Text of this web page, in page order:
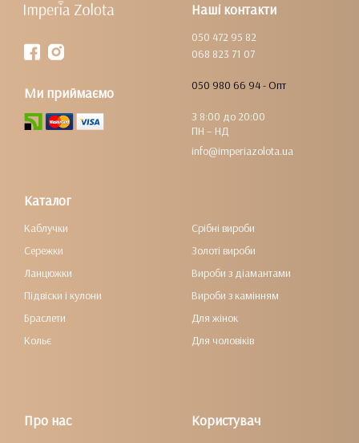
Наші контакти
050 472 95 82
068 823 71 07
050 980 66 94 - Опт
З 8:00 до 20:00
ПН – НД
info@imperiazolota.ua
Ми приймаємо
Каталог
Каблучки
Сережки
Ланцюжки
Підвіски і кулони
Браслети
Кольє
Срібні вироби
Золоті вироби
Вироби з діамантами
Вироби з камінням
Для жінок
Для чоловіків
Про нас Користувач